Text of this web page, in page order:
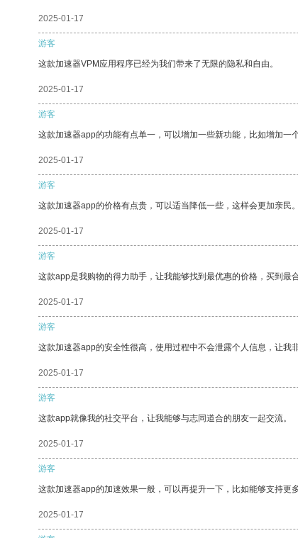
2025-01-17
游客
这款加速器VPM应用程序已经为我们带来了无限的隐私和自由。
2025-01-17
游客
这款加速器app的功能有点单一，可以增加一些新功能，比如增加一
2025-01-17
游客
这款加速器app的价格有点贵，可以适当降低一些，这样会更加亲民。
2025-01-17
游客
这款app是我购物的得力助手，让我能够找到最优惠的价格，买到最
2025-01-17
游客
这款加速器app的安全性很高，使用过程中不会泄露个人信息，让我非
2025-01-17
游客
这款app就像我的社交平台，让我能够与志同道合的朋友一起交流。
2025-01-17
游客
这款加速器app的加速效果一般，可以再提升一下，比如能够支持更
2025-01-17